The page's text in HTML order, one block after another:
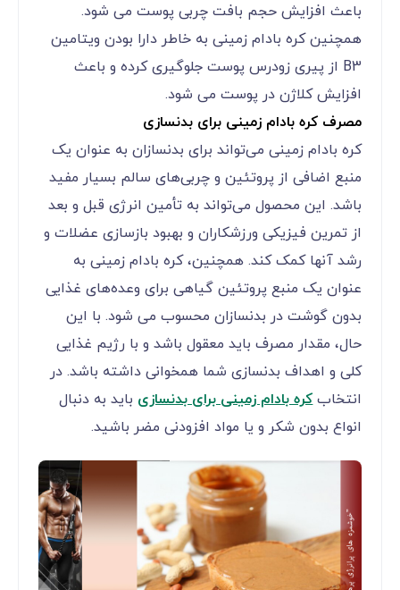
باعث افزایش حجم بافت چربی پوست می شود.
همچنین کره بادام زمینی به خاطر دارا بودن ویتامین
B3 از پیری زودرس پوست جلوگیری کرده و باعث
افزایش کلاژن در پوست می شود.
مصرف کره بادام زمینی برای بدنسازی
کره بادام زمینی می‌تواند برای بدنسازان به عنوان یک
منبع اضافی از پروتئین و چربی‌های سالم بسیار مفید
باشد. این محصول می‌تواند به تأمین انرژی قبل و بعد
از تمرین فیزیکی ورزشکاران و بهبود بازسازی عضلات و
رشد آنها کمک کند. همچنین، کره بادام زمینی به
عنوان یک منبع پروتئین گیاهی برای وعده‌های غذایی
بدون گوشت در بدنسازان محسوب می شود. با این
حال، مقدار مصرف باید معقول باشد و با رژیم غذایی
کلی و اهداف بدنسازی شما همخوانی داشته باشد. در
انتخابکره بادام زمینی برای بدنسازی باید به دنبال
انواع بدون شکر و یا مواد افزودنی مضر باشید.